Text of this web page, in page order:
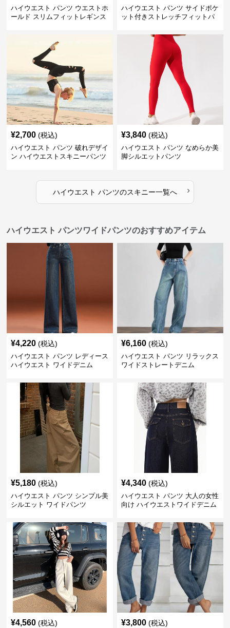
ハイウエスト パンツ ウエストホ
ールド スリムフィットレギンス
ハイウエスト パンツ サイドポケ
ット付きストレッチフィットパ
¥2,700 (税込)
ハイウエスト パンツ 破れデザイ
ン ハイウエストスキニーパンツ
¥3,840 (税込)
ハイウエスト パンツ なめらか美
脚シルエットパンツ
ハイウエスト パンツのスキニー一覧へ ›
ハイウエスト パンツワイドパンツのおすすめアイテム
¥4,220 (税込)
ハイウエスト パンツ レディース
ハイウエスト ワイドデニム
¥6,160 (税込)
ハイウエスト パンツ リラックス
ワイドストレートデニム
¥5,180 (税込)
ハイウエスト パンツ シンプル美
シルエット ワイドパンツ
¥4,340 (税込)
ハイウエスト パンツ 大人の女性
向け ハイウエストワイドデニム
¥4,560 (税込) ¥3,800 (税込)